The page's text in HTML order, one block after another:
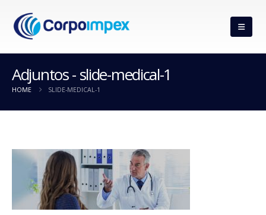
Adjuntos - slide-medical-1
HOME SLIDE-MEDICAL-1